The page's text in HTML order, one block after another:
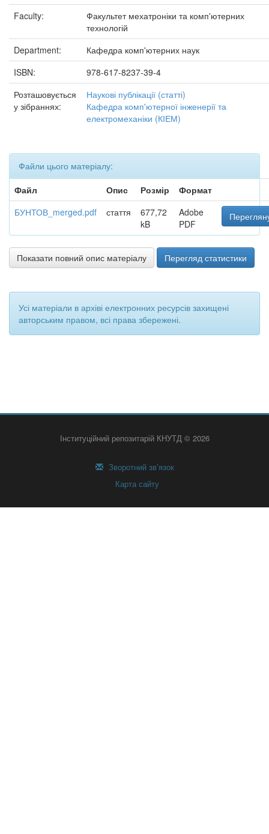
Faculty:
Факультет мехатроніки та комп'ютерних
технологій
Department:
Кафедра комп'ютерних наук
ISBN:
978-617-8237-39-4
Розташовується
у зібраннях:
Наукові публікації (статті)
Кафедра комп'ютерної інженерії та
електромеханіки (КІЕМ)
Файли цього матеріалу:
Файл
Опис Розмір
Формат
БУНТОВ_merged.pdf
стаття
677,72
kB
Adobe
PDF
Показати повний опис матеріалу Перегляд статистики
Усі матеріали в архіві електронних ресурсів захищені
авторським правом, всі права збережені.
Інституційний репозитарій КНУТД © 2026
Зворотний зв’язок
Карта сайту